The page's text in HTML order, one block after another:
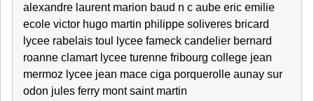
alexandre laurent marion baud n c aube eric emilie
ecole victor hugo martin philippe soliveres bricard
lycee rabelais toul lycee fameck candelier bernard
roanne clamart lycee turenne fribourg college jean
mermoz lycee jean mace ciga porquerolle aunay sur
odon jules ferry mont saint martin